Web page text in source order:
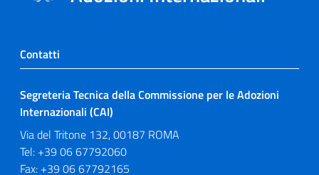
Contatti
Segreteria Tecnica della Commissione per le Adozioni
Internazionali (CAI)
Via del Tritone 132, 00187 ROMA
Tel: +39 06 67792060
Fax: +39 06 67792165